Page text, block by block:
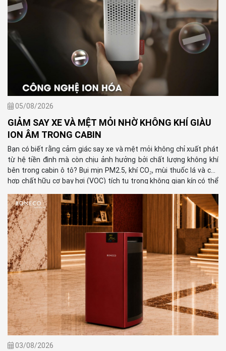
05/08/2026
GIẢM SAY XE VÀ MỆT MỎI NHỜ KHÔNG KHÍ GIÀU
ION ÂM TRONG CABIN
Bạn có biết rằng cảm giác say xe và mệt mỏi không chỉ xuất phát
từ hệ tiền đình mà còn chịu ảnh hưởng bởi chất lượng không khí
bên trong cabin ô tô? Bụi mịn PM2.5, khí CO₂, mùi thuốc lá và các
hợp chất hữu cơ bay hơi (VOC) tích tụ trong không gian kín có thể
trong suốt hành trình. Chính vì vậy, duy trì bầu không khí sạch kết
hợp cùng môi trường giàu ion âm đang trở thành giải pháp được
nhiều người lựa chọn để nâng cao trải nghiệm di chuyển, đặc biệt
trên những chuyến đi dài.
03/08/2026